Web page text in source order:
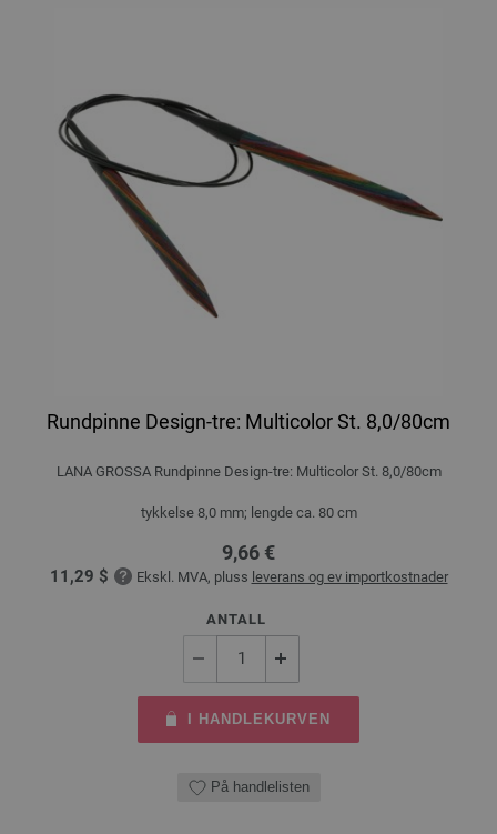
Rundpinne Design-tre: Multicolor St. 8,0/80cm
LANA GROSSA Rundpinne Design-tre: Multicolor St. 8,0/80cm
tykkelse 8,0 mm; lengde ca. 80 cm
9,66 €
11,29 $ Ekskl. MVA, pluss leverans og ev importkostnader
ANTALL
I HANDLEKURVEN
På handlelisten